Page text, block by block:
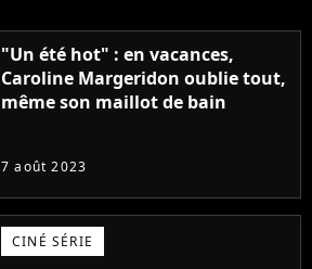
"Un été hot" : en vacances,
Caroline Margeridon oublie tout,
même son maillot de bain
7 août 2023
CINÉ SÉRIE